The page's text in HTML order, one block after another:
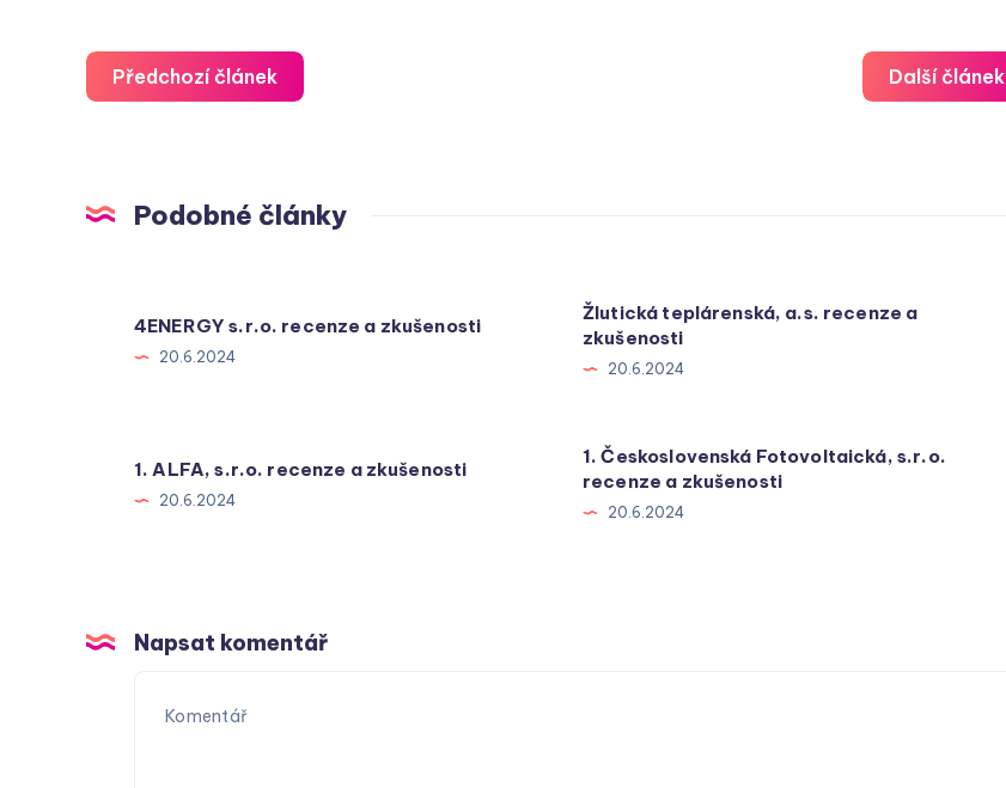
Předchozí článek Další článek
Podobné články
4ENERGY s.r.o. recenze a zkušenosti
20.6.2024
Žlutická teplárenská, a.s. recenze a
zkušenosti
20.6.2024
1. ALFA, s.r.o. recenze a zkušenosti
20.6.2024
1. Československá Fotovoltaická, s.r.o.
recenze a zkušenosti
20.6.2024
Napsat komentář